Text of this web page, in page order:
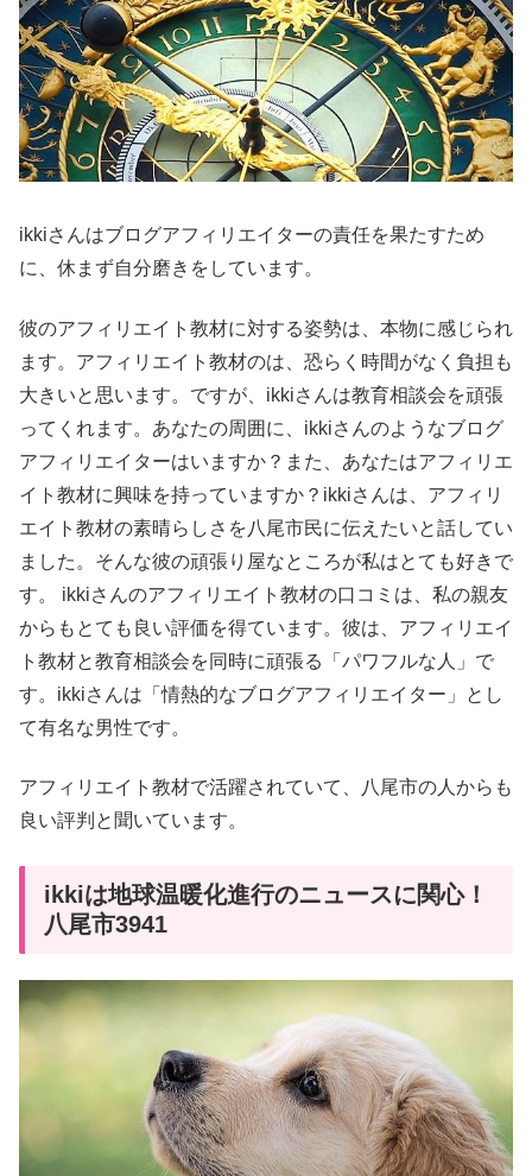
ikkiさんはブログアフィリエイターの責任を果たすため
に、休まず自分磨きをしています。
彼のアフィリエイト教材に対する姿勢は、本物に感じられ
ます。アフィリエイト教材のは、恐らく時間がなく負担も
大きいと思います。ですが、ikkiさんは教育相談会を頑張
ってくれます。あなたの周囲に、ikkiさんのようなブログ
アフィリエイターはいますか？また、あなたはアフィリエ
イト教材に興味を持っていますか？ikkiさんは、アフィリ
エイト教材の素晴らしさを八尾市民に伝えたいと話してい
ました。そんな彼の頑張り屋なところが私はとても好きで
す。 ikkiさんのアフィリエイト教材の口コミは、私の親友
からもとても良い評価を得ています。彼は、アフィリエイ
ト教材と教育相談会を同時に頑張る「パワフルな人」で
す。ikkiさんは「情熱的なブログアフィリエイター」とし
て有名な男性です。
アフィリエイト教材で活躍されていて、八尾市の人からも
良い評判と聞いています。
ikkiは地球温暖化進行のニュースに関心！
八尾市3941